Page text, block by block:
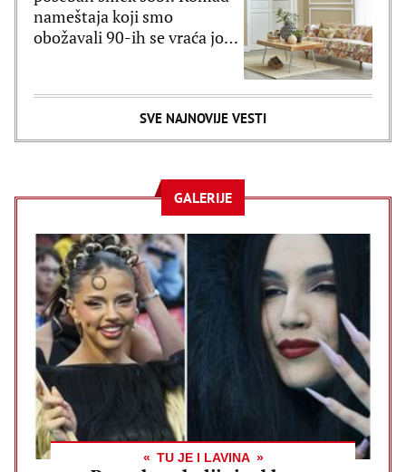
nameštaja koji smo
obožavali 90-ih se vraća još
SVE NAJNOVIJE VESTI
GALERIJE
TU JE I LAVINA